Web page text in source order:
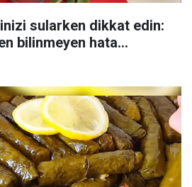
sularken dikkat edin:
bilinmeyen hata...